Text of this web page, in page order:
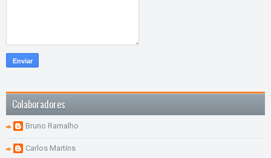
Colaboradores
Bruno Ramalho
Carlos Martins